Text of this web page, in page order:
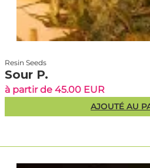
Resin Seeds
Sour P.
à partir de 45.00 EUR
AJOUTÉ AU